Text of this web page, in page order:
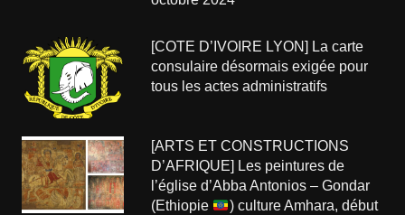
[COTE D’IVOIRE LYON] La carte
consulaire désormais exigée pour
tous les actes administratifs
[ARTS ET CONSTRUCTIONS
D’AFRIQUE] Les peintures de
l’église d’Abba Antonios – Gondar
(Ethiopie
) culture Amhara, début